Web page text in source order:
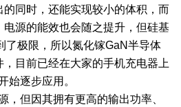
同时，还能实现较小的体积，而
源的能效也会随之提升，但硅基
了极限，所以氮化镓GaN半导体
目前已经在大家的手机充电器上
始逐步应用。
，但因其拥有更高的输出功率、